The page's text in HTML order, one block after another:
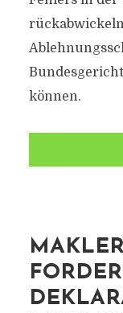
können.